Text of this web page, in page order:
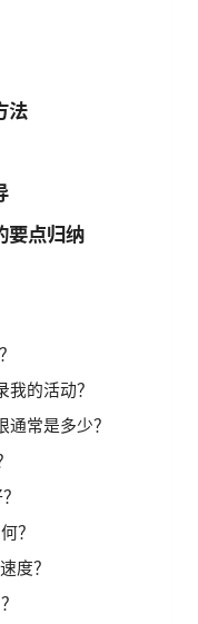
法
要点归纳
的活动？
常是多少？
？
度？